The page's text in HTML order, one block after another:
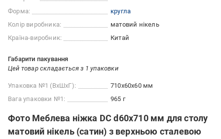
Форма:
кругла
Колір виробника:
матовий нікель
Країна-виробник:
Китай
Габарити пакування
Цей товар складається з 1 упаковки
Упаковка №1 (ВхШхГ):
710x60x60 мм
Вага упаковки №1:
965 г
Фото Меблева ніжка DC d60x710 мм для столу
матовий нікель (сатин) з верхньою сталевою